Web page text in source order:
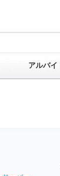
アルバイ